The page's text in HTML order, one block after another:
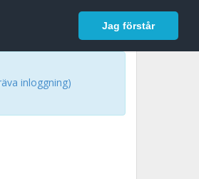
Jag förstår
Logga in
inloggning)